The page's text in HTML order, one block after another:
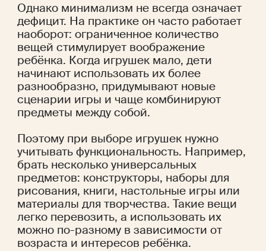
Однако минимализм не всегда означает
дефицит. На практике он часто работает
наоборот: ограниченное количество
вещей стимулирует воображение
ребёнка. Когда игрушек мало, дети
начинают использовать их более
разнообразно, придумывают новые
сценарии игры и чаще комбинируют
предметы между собой.
Поэтому при выборе игрушек нужно
учитывать функциональность. Например,
брать несколько универсальных
предметов: конструкторы, наборы для
рисования, книги, настольные игры или
материалы для творчества. Такие вещи
легко перевозить, а использовать их
можно по-разному в зависимости от
возраста и интересов ребёнка.